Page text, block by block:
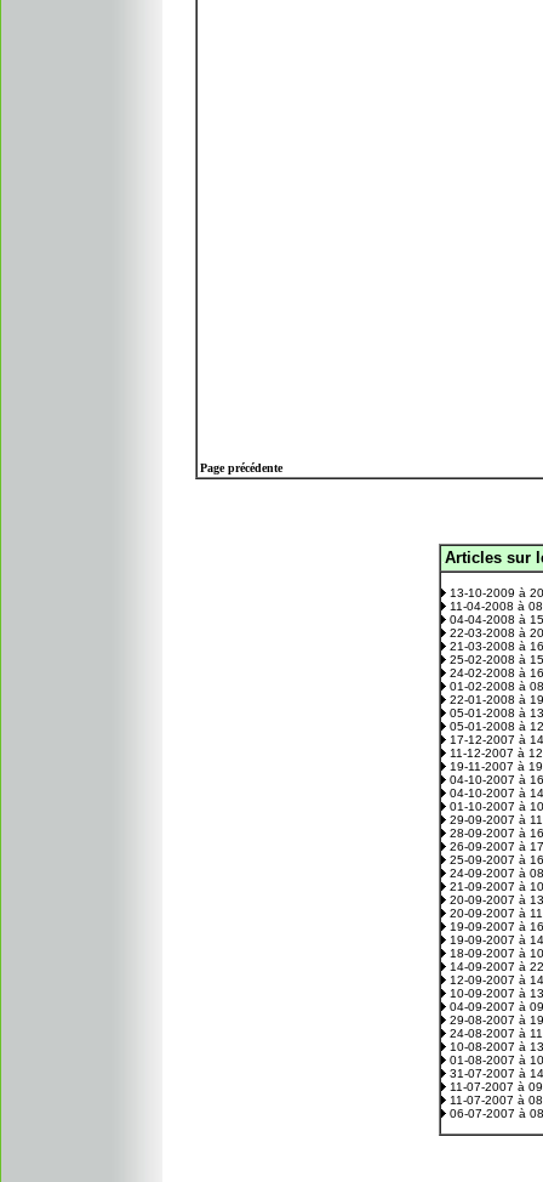
Page précédente
Articles sur
13-10-2009 à
11-04-2008 à
04-04-2008 à
22-03-2008 à
21-03-2008 à
25-02-2008 à
24-02-2008 à
01-02-2008 à
22-01-2008 à
05-01-2008 à
05-01-2008 à
17-12-2007 à
11-12-2007 à
19-11-2007 à
04-10-2007 à
04-10-2007 à
01-10-2007 à
29-09-2007 à
28-09-2007 à
26-09-2007 à
25-09-2007 à
24-09-2007 à
21-09-2007 à
20-09-2007 à
20-09-2007 à
19-09-2007 à
19-09-2007 à
18-09-2007 à
14-09-2007 à
12-09-2007 à
10-09-2007 à
04-09-2007 à
29-08-2007 à
24-08-2007 à
10-08-2007 à
01-08-2007 à
31-07-2007 à
11-07-2007 à
11-07-2007 à
06-07-2007 à